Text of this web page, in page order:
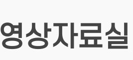
영상자료실